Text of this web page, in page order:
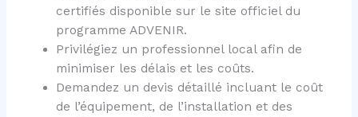
certifiés disponible sur le site officiel du
programme ADVENIR.
Privilégiez un professionnel local afin de
minimiser les délais et les coûts.
Demandez un devis détaillé incluant le coût
de l’équipement, de l’installation et des